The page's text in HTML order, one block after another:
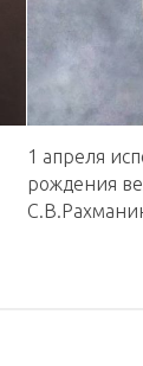
1 апреля
рождения